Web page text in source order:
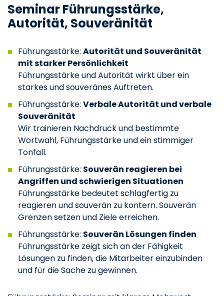
Seminar Führungsstärke,
Autorität, Souveränität
Führungsstärke: Autorität und Souveränität
mit starker Persönlichkeit
Führungsstärke und Autorität wirkt über ein
starkes und souveränes Auftreten.
Führungsstärke: Verbale Autorität und verbale
Souveränität
Wir trainieren Nachdruck und bestimmte
Wortwahl, Führungsstärke und ein stimmiger
Tonfall.
Führungsstärke: Souverän reagieren bei
Angriffen und schwierigen Situationen
Führungsstärke bedeutet schlagfertig zu
reagieren und souverän zu kontern. Souverän
Grenzen setzen und Ziele erreichen.
Führungsstärke: Souverän Lösungen finden
Führungsstärke zeigt sich an der Fähigkeit
Lösungen zu finden, die Mitarbeiter einzubinden
und für die Sache zu gewinnen.